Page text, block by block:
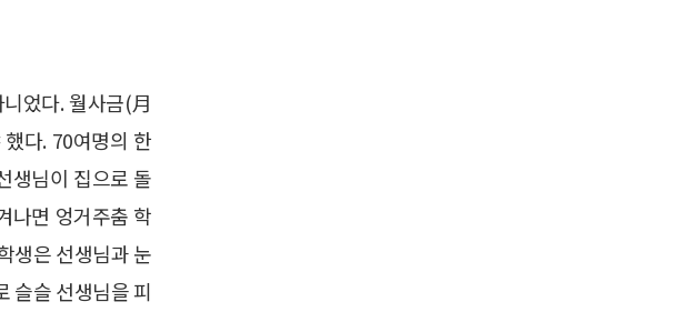
었다. 월사금(月
다. 70여명의 한
생님이 집으로 돌
나면 엉거주춤 학
생은 선생님과 눈
슬슬 선생님을 피